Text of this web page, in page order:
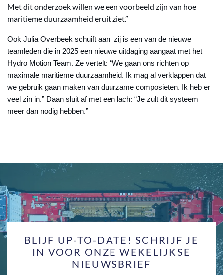
Met dit onderzoek willen we een voorbeeld zijn van hoe
maritieme duurzaamheid eruit ziet.”
Ook Julia Overbeek schuift aan, zij is een van de nieuwe
teamleden die in 2025 een nieuwe uitdaging aangaat met het
Hydro Motion Team. Ze vertelt: “We gaan ons richten op
maximale maritieme duurzaamheid. Ik mag al verklappen dat
we gebruik gaan maken van duurzame composieten. Ik heb er
veel zin in.” Daan sluit af met een lach: “Je zult dit systeem
meer dan nodig hebben.”
BLIJF UP-TO-DATE! SCHRIJF JE
IN VOOR ONZE WEKELIJKSE
NIEUWSBRIEF